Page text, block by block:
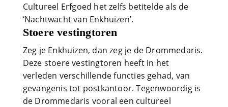
Cultureel Erfgoed het zelfs betitelde als de
‘Nachtwacht van Enkhuizen’.
Stoere vestingtoren
Zeg je Enkhuizen, dan zeg je de Drommedaris.
Deze stoere vestingtoren heeft in het
verleden verschillende functies gehad, van
gevangenis tot postkantoor. Tegenwoordig is
de Drommedaris vooral een cultureel